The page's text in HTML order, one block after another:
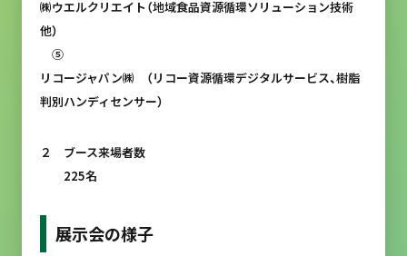
㈱ウエルクリエイト（地域食品資源循環ソリューション技術
他）
⑤
リコージャパン㈱ （リコー資源循環デジタルサービス、樹脂
判別ハンディセンサー）
２ ブース来場者数
225名
展示会の様子